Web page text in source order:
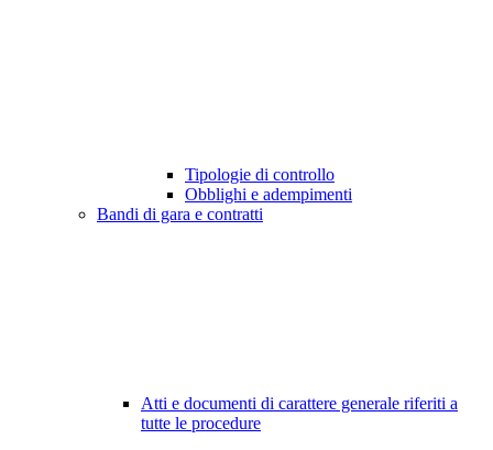
Tipologie di controllo
Obblighi e adempimenti
Bandi di gara e contratti
Atti e documenti di carattere generale riferiti a
tutte le procedure